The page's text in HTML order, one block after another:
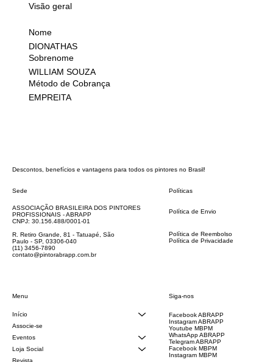
Visão geral
Nome
DIONATHAS
Sobrenome
WILLIAM SOUZA
Método de Cobrança
EMPREITA
Descontos, benefícios e vantagens para todos os pintores no Brasil!
Sede
ASSOCIAÇÃO BRASILEIRA DOS PINTORES
PROFISSIONAIS - ABRAPP
CNPJ: 30.156.488/0001-01
R. Retiro Grande, 81 - Tatuapé, São
Paulo - SP, 03306-040
(11) 3456-7890
contato@pintorabrapp.com.br
Menu
Início
Associe-se
Eventos
Loja Social
Revista
Políticas
Política de Envio
Política de Reembolso
Política de Privacidade
Siga-nos
Facebook ABRAPP
Instagram ABRAPP
Youtube MBPM
WhatsApp ABRAPP
Telegram ABRAPP
Facebook MBPM
Instagram MBPM